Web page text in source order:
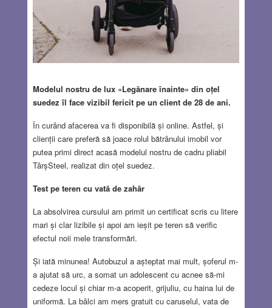
Modelul nostru de lux «Legănare înainte» din oțel
suedez îl face vizibil fericit pe un client de 28 de ani.
În curând afacerea va fi disponibilă și online. Astfel, și
clienții care preferă să joace rolul bătrânului imobil vor
putea primi direct acasă modelul nostru de cadru pliabil
TârșSteel, realizat din oțel suedez.
Test pe teren cu vată de zahăr
La absolvirea cursului am primit un certificat scris cu litere
mari și clar lizibile și apoi am ieșit pe teren să verific
efectul noii mele transformări.
Și iată minunea! Autobuzul a așteptat mai mult, șoferul m-
a ajutat să urc, a somat un adolescent cu acnee să-mi
cedeze locul și chiar m-a acoperit, grijuliu, cu haina lui de
uniformă. La bâlci am mers gratuit cu caruselul, vata de